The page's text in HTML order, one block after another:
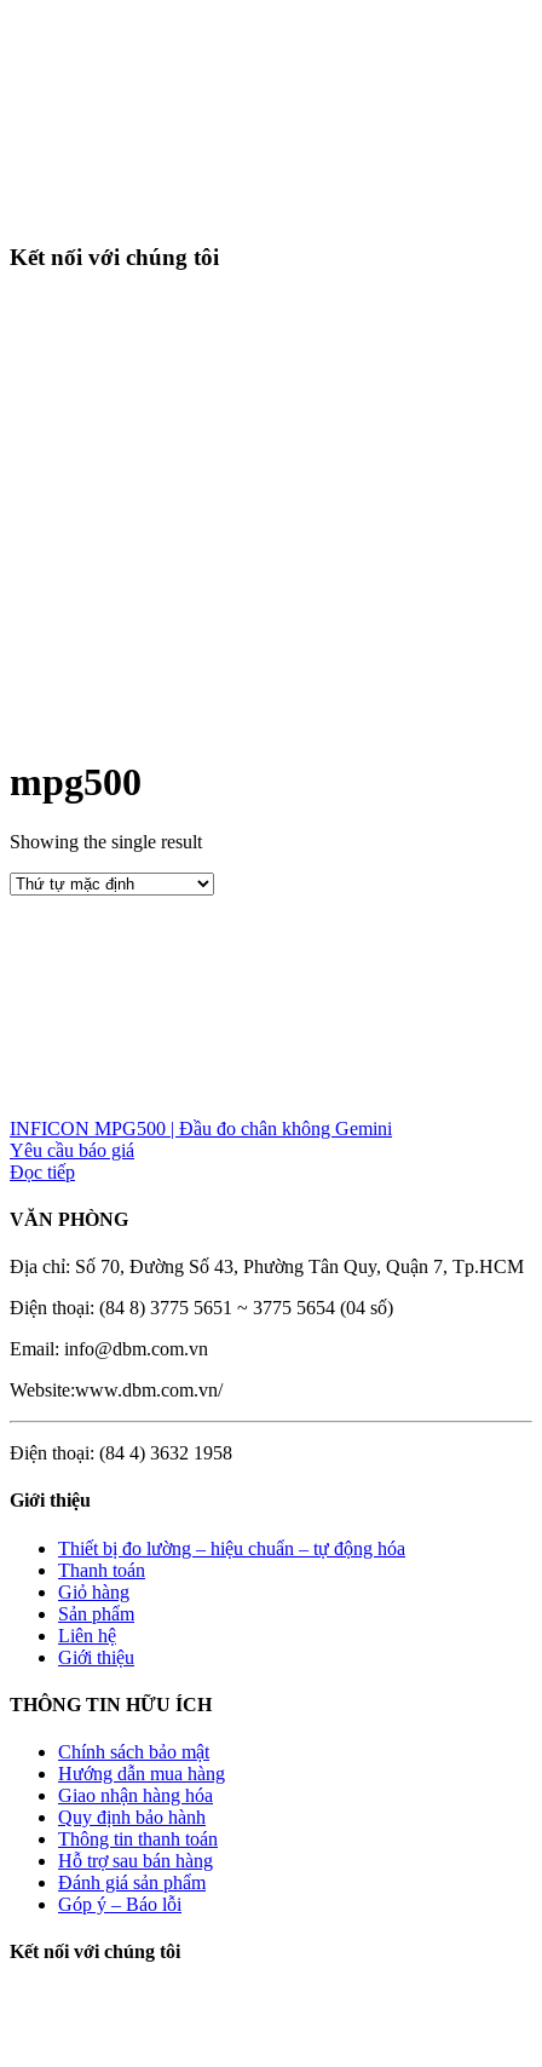
Kết nối với chúng tôi
mpg500
Showing the single result
INFICON MPG500 | Đầu đo chân không Gemini
Yêu cầu báo giá
Đọc tiếp
VĂN PHÒNG
Địa chỉ: Số 70, Đường Số 43, Phường Tân Quy, Quận 7, Tp.HCM
Điện thoại: (84 8) 3775 5651 ~ 3775 5654 (04 số)
Email: info@dbm.com.vn
Website:www.dbm.com.vn/
Điện thoại: (84 4) 3632 1958
Giới thiệu
Thiết bị đo lường – hiệu chuẩn – tự động hóa
Thanh toán
Giỏ hàng
Sản phẩm
Liên hệ
Giới thiệu
THÔNG TIN HỮU ÍCH
Chính sách bảo mật
Hướng dẫn mua hàng
Giao nhận hàng hóa
Quy định bảo hành
Thông tin thanh toán
Hỗ trợ sau bán hàng
Đánh giá sản phẩm
Góp ý – Báo lỗi
Kết nối với chúng tôi